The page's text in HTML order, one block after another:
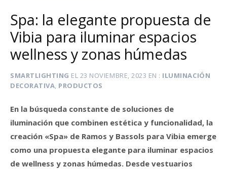
Spa: la elegante propuesta de
Vibia para iluminar espacios
wellness y zonas húmedas
SMARTLIGHTING EL 23 NOVIEMBRE, 2023 EN
ILUMINACIÓN
DECORATIVA, PRODUCTOS
En la búsqueda constante de soluciones de
iluminación que combinen estética y funcionalidad, la
creación «Spa» de Ramos y Bassols para Vibia emerge
como una propuesta elegante para iluminar espacios
de wellness y zonas húmedas. Desde vestuarios